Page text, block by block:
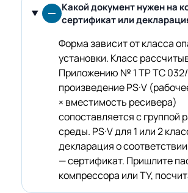
Какой документ нужен на
сертификат или
Форма зависит от класса
установки. Класс
Приложению № 1 ТР ТС
произведение PS·V
× вместимость ресивера)
сопоставляется с группой
среды. PS·V для 1 или 2
декларация о
— сертификат. Пришлите
компрессора или ТУ,